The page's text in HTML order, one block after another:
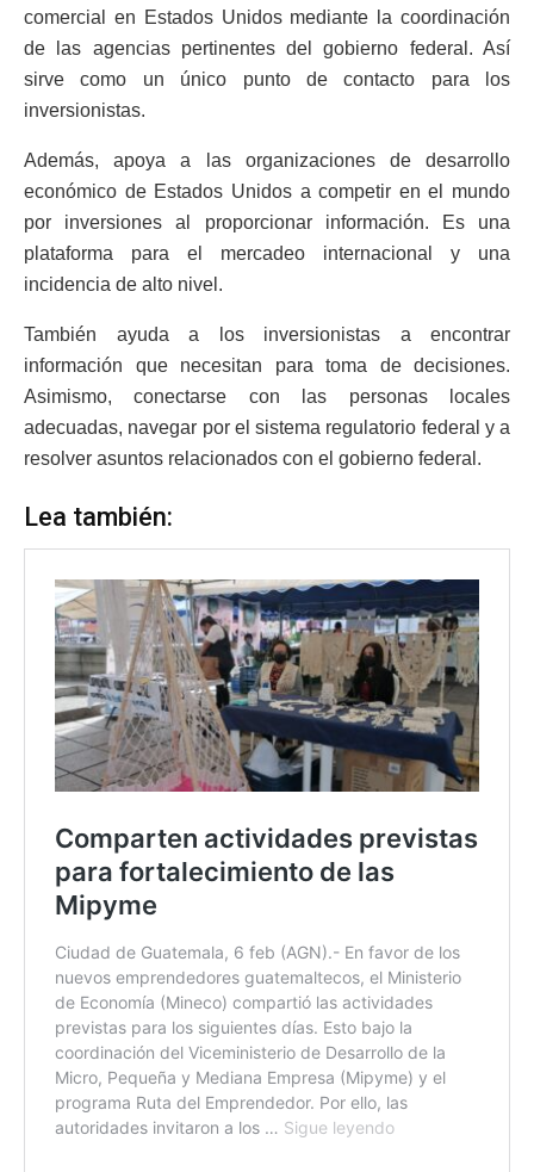
comercial en Estados Unidos mediante la coordinación
de las agencias pertinentes del gobierno federal. Así
sirve como un único punto de contacto para los
inversionistas.
Además, apoya a las organizaciones de desarrollo
económico de Estados Unidos a competir en el mundo
por inversiones al proporcionar información. Es una
plataforma para el mercadeo internacional y una
incidencia de alto nivel.
También ayuda a los inversionistas a encontrar
información que necesitan para toma de decisiones.
Asimismo, conectarse con las personas locales
adecuadas, navegar por el sistema regulatorio federal y a
resolver asuntos relacionados con el gobierno federal.
Lea también: